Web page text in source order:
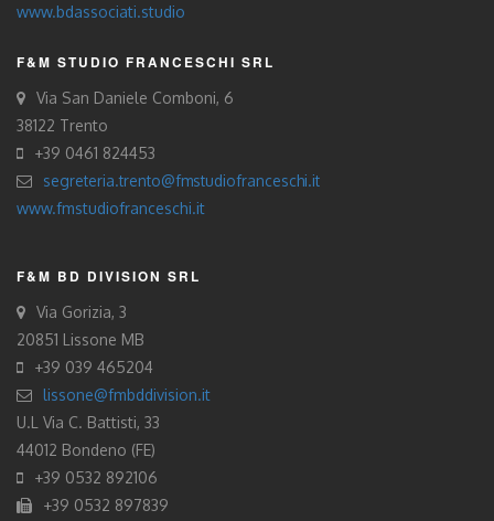
www.bdassociati.studio
F&M STUDIO FRANCESCHI SRL
Via San Daniele Comboni, 6
38122 Trento
+39 0461 824453
segreteria.trento@fmstudiofranceschi.it
www.fmstudiofranceschi.it
F&M BD DIVISION SRL
Via Gorizia, 3
20851 Lissone MB
+39 039 465204
lissone@fmbddivision.it
U.L Via C. Battisti, 33
44012 Bondeno (FE)
+39 0532 892106
+39 0532 897839